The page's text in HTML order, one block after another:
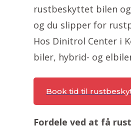
rustbeskyttet bilen
og du slipper for
Hos Dinitrol Center i
biler, hybrid- og
Book tid til
Fordele ved at få